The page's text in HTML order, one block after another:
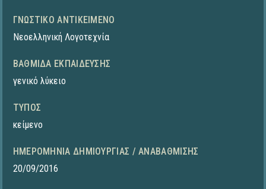
ΓΝΩΣΤΙΚΌ ΑΝΤΙΚΕΊΜΕΝΟ
Νεοελληνική Λογοτεχνία
ΒΑΘΜΊΔΑ ΕΚΠΑΊΔΕΥΣΗΣ
γενικό λύκειο
ΤΎΠΟΣ
κείμενο
ΗΜΕΡΟΜΗΝΊΑ ΔΗΜΙΟΥΡΓΊΑΣ / ΑΝΑΒΆΘΜΙΣΗΣ
20/09/2016